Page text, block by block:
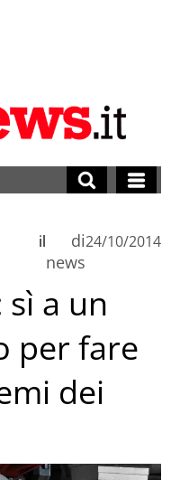
di
news
il 24/10/2014
sì a un
per fare
dei